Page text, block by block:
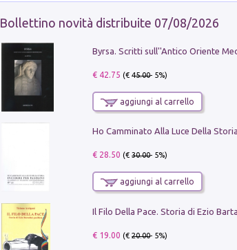
Bollettino novità distribuite 07/08/2026
€ 42.75 (€45.00- 5%)
aggiungi al carrello
€ 28.50 (€30.00- 5%)
aggiungi al carrello
€ 19.00 (€20.00- 5%)